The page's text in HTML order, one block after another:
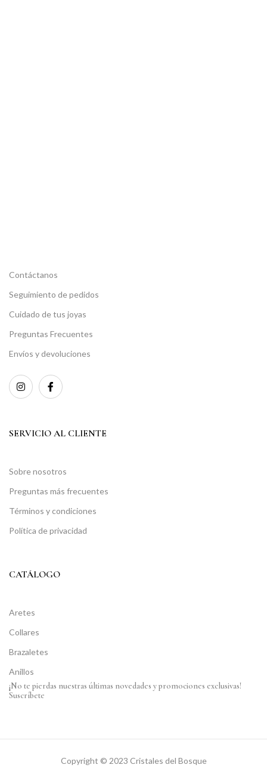
Contáctanos
Seguimiento de pedidos
Cuidado de tus joyas
Preguntas Frecuentes
Envíos y devoluciones
SERVICIO AL CLIENTE
Sobre nosotros
Preguntas más frecuentes
Términos y condiciones
Política de privacidad
CATÁLOGO
Aretes
Collares
Brazaletes
Anillos
¡No te pierdas nuestras últimas novedades y promociones exclusivas!
Suscríbete
Copyright © 2023 Cristales del Bosque